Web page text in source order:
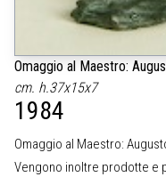
Omaggio al Maestro:
cm. h.37x15x7
1984
Omaggio al Maestro:
Vengono inoltre prodotte e